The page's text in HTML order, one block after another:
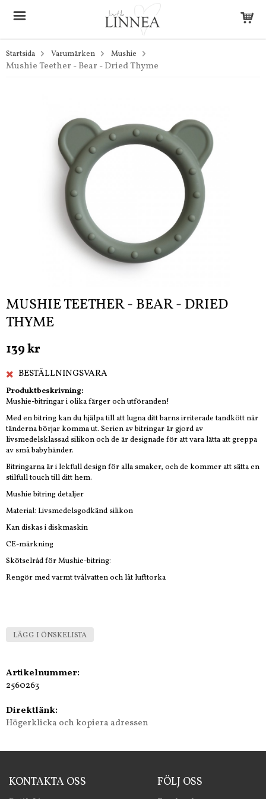
Startsida Varumärken Mushie
Mushie Teether - Bear - Dried Thyme
MUSHIE TEETHER - BEAR - DRIED
THYME
139 kr
BESTÄLLNINGSVARA
Produktbeskrivning:
Mushie-bitringar i olika färger och utföranden!
Med en bitring kan du hjälpa till att lugna ditt barns irriterade tandkött när
tänderna börjar komma ut. Serien av bitringar är gjord av
livsmedelsklassad silikon och de är designade för att vara lätta att greppa
av små babyhänder.
Bitringarna är i lekfull design för alla smaker, och de kommer att sätta en
stilfull touch till ditt hem.
Mushie bitring detaljer
Material: Livsmedelsgodkänd silikon
Kan diskas i diskmaskin
CE-märkning
Skötselråd för Mushie-bitring:
Rengör med varmt tvålvatten och låt lufttorka
LÄGG I ÖNSKELISTA
Artikelnummer:
2560263
Direktlänk:
Högerklicka och kopiera adressen
KONTAKTA OSS FÖLJ OSS